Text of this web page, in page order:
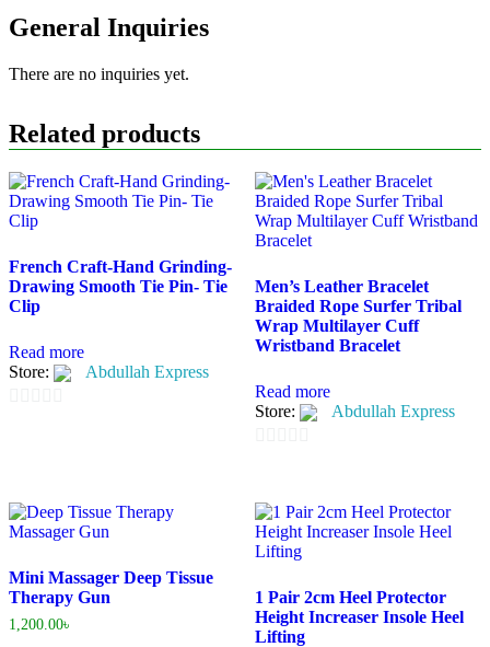
General Inquiries
There are no inquiries yet.
Related products
French Craft-Hand Grinding-
Drawing Smooth Tie Pin- Tie
Clip
Read more
Store:
Abdullah Express
5
Men’s Leather Bracelet
Braided Rope Surfer Tribal
Wrap Multilayer Cuff
Wristband Bracelet
Read more
Store:
Abdullah Express
of
5
Mini Massager Deep Tissue
Therapy Gun
1,200.00৳
1 Pair 2cm Heel Protector
Height Increaser Insole Heel
Lifting